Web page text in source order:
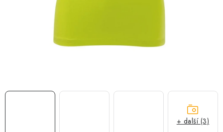
PROVIZNÍ SYSTÉM
+ další (3)